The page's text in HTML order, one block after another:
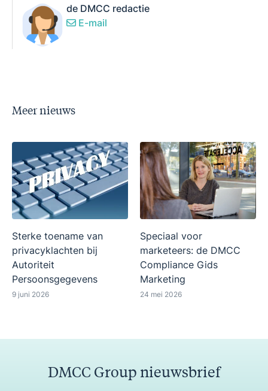
de DMCC redactie
E-mail
Meer nieuws
Sterke toename van
privacyklachten bij
Autoriteit
Persoonsgegevens
9 juni 2026
Speciaal voor
marketeers: de DMCC
Compliance Gids
Marketing
24 mei 2026
DMCC Group nieuwsbrief